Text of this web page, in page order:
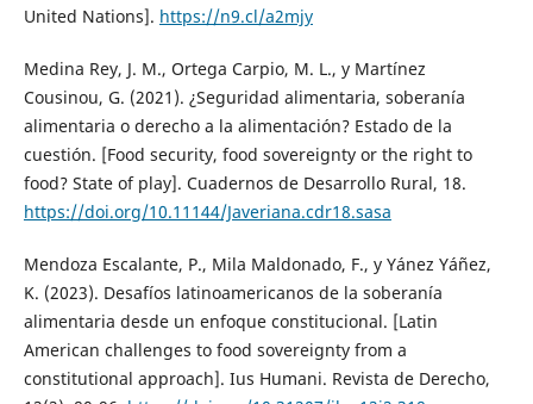
United Nations]. https://n9.cl/a2mjy
Medina Rey, J. M., Ortega Carpio, M. L., y Martínez
Cousinou, G. (2021). ¿Seguridad alimentaria, soberanía
alimentaria o derecho a la alimentación? Estado de la
cuestión. [Food security, food sovereignty or the right to
food? State of play]. Cuadernos de Desarrollo Rural, 18.
https://doi.org/10.11144/Javeriana.cdr18.sasa
Mendoza Escalante, P., Mila Maldonado, F., y Yánez Yáñez,
K. (2023). Desafíos latinoamericanos de la soberanía
alimentaria desde un enfoque constitucional. [Latin
American challenges to food sovereignty from a
constitutional approach]. Ius Humani. Revista de Derecho,